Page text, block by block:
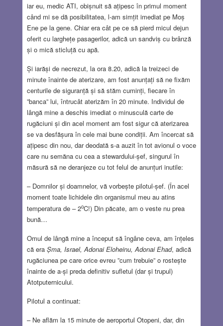
iar eu, medic ATI, obișnuit să ațipesc în primul moment
când mi se dă posibilitatea, l-am simțit imediat pe Moș
Ene pe la gene. Chiar era cât pe ce să pierd micul dejun
oferit cu larghețe pasagerilor, adică un sandviș cu brânză
și o mică sticluță cu apă.
Și iarăși de necrezut, la ora 8.20, adică la treizeci de
minute înainte de aterizare, am fost anunțați să ne fixăm
centurile de siguranță și să stăm cuminți, fiecare în
”banca” lui, întrucât aterizăm în 20 minute. Individul de
lângă mine a deschis imediat o minusculă carte de
rugăciuni și din acel moment am fost sigur că aterizarea
se va desfășura în cele mai bune condiții. Am încercat să
ațipesc din nou, dar deodată s-a auzit în tot avionul o voce
care nu semăna cu cea a stewardului-șef, singurul în
măsură să ne deranjeze cu tot felul de anunțuri inutile:
– Domnilor și doamnelor, vă vorbește pilotul-șef. (În acel
moment toate lichidele din organismul meu au atins
temperatura de – 2oC!) Din păcate, am o veste nu prea
bună…
Omul de lângă mine a început să îngâne ceva, am înțeles
că era Șma, Israel, Adonai Eloheinu, Adonai Ehad, adică
rugăciunea pe care orice evreu ”cum trebuie” o rostește
înainte de a-și preda definitiv sufletul (dar și trupul)
Atotputernicului.
Pilotul a continuat:
– Ne aflăm la 15 minute de aeroportul Otopeni, dar, din